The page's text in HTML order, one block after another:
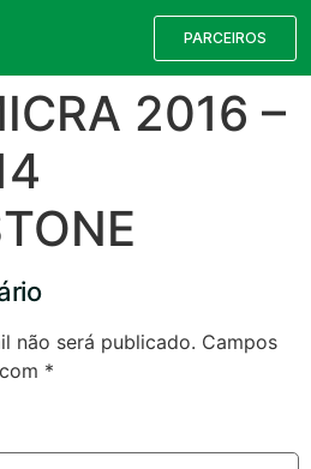
PARCEIROS
2016 –
não será publicado. Campos
*
para a sua